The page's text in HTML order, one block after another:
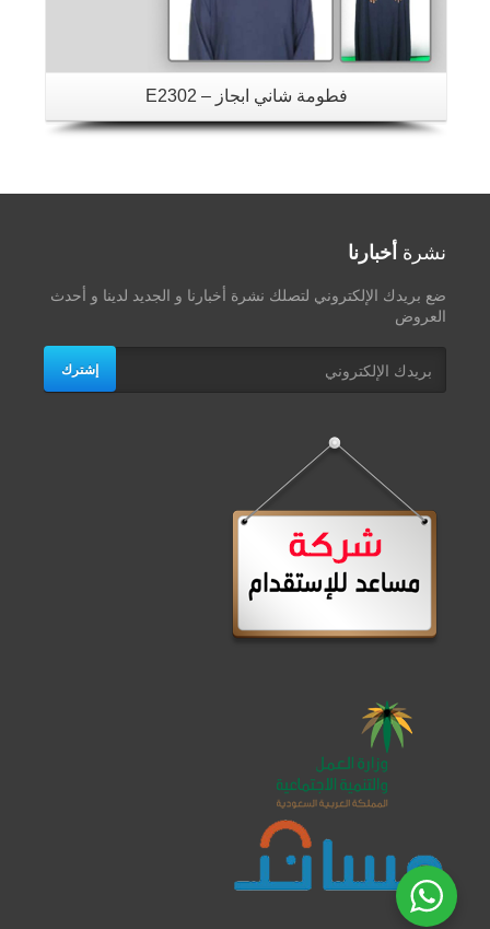
فطومة شاني ابجاز – E2302
نشرة أخبارنا
ضع بريدك الإلكتروني لتصلك نشرة أخبارنا و الجديد لدينا و أحدث
العروض
إشترك